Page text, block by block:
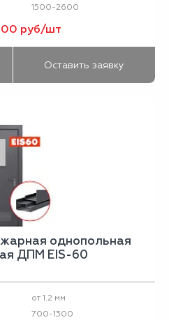
1500-2600
руб/шт
Оставить заявку
однопольная
ДПМ EIS-60
от 1.2 мм
700-1300